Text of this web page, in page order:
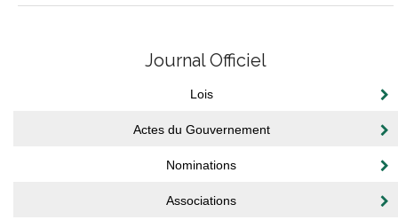
Journal Officiel
Lois
Actes du Gouvernement
Nominations
Associations